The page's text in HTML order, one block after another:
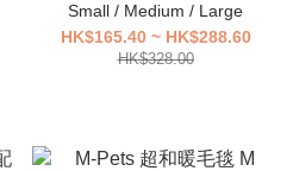
Small / Medium / Large
HK$165.40 ~ HK$288.60
HK$328.00